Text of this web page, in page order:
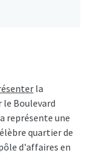
la
le Boulevard
représente une
quartier de
d'affaires en